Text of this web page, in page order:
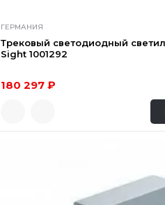
ГЕРМАНИЯ
Трековый светодиодный
Sight 1001292
180 297 ₽